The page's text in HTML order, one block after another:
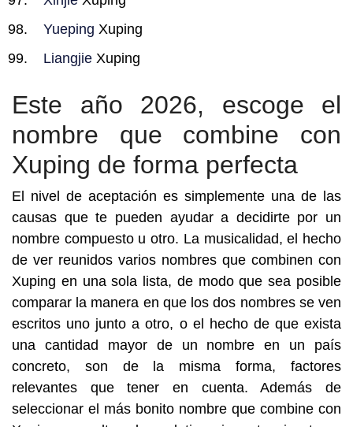
Yueping Xuping
Liangjie Xuping
Este año 2026, escoge el
nombre que combine con
Xuping de forma perfecta
El nivel de aceptación es simplemente una de las
causas que te pueden ayudar a decidirte por un
nombre compuesto u otro. La musicalidad, el hecho
de ver reunidos varios nombres que combinen con
Xuping en una sola lista, de modo que sea posible
comparar la manera en que los dos nombres se ven
escritos uno junto a otro, o el hecho de que exista
una cantidad mayor de un nombre en un país
concreto, son de la misma forma, factores
relevantes que tener en cuenta. Además de
seleccionar el más bonito nombre que combine con